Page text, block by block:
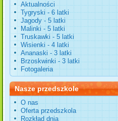
Aktualności
Tygryski - 6 latki
Jagody - 5 latki
Malinki - 5 latki
Truskawki - 5 latki
Wisienki - 4 latki
Ananaski - 3 latki
Brzoskwinki - 3 latki
Fotogaleria
Nasze przedszkole
O nas
Oferta przedszkola
Rozkład dnia